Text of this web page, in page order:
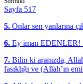
Sayfa 517
5. Onlar sen yanlarına
6. Ey iman EDENLER!
7. Bilin ki aranızda,
fasıklığı ve (Allah’ın